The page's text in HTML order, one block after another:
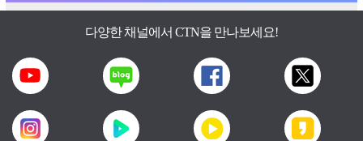
다양한 채널에서 CTN을 만나보세요!